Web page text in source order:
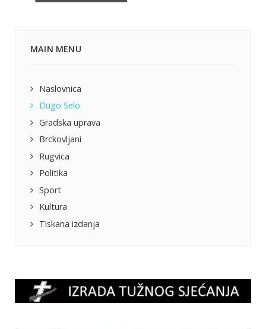
MAIN MENU
Naslovnica
Dugo Selo
Gradska uprava
Brckovljani
Rugvica
Politika
Sport
Kultura
Tiskana izdanja